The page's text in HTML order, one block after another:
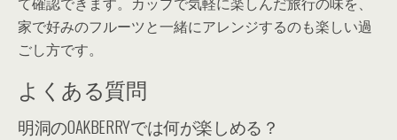
家で好みのフルーツと一緒にアレンジするのも楽しい過
ごし方です。
よくある質問
明洞のOAKBERRYでは何が楽しめる？